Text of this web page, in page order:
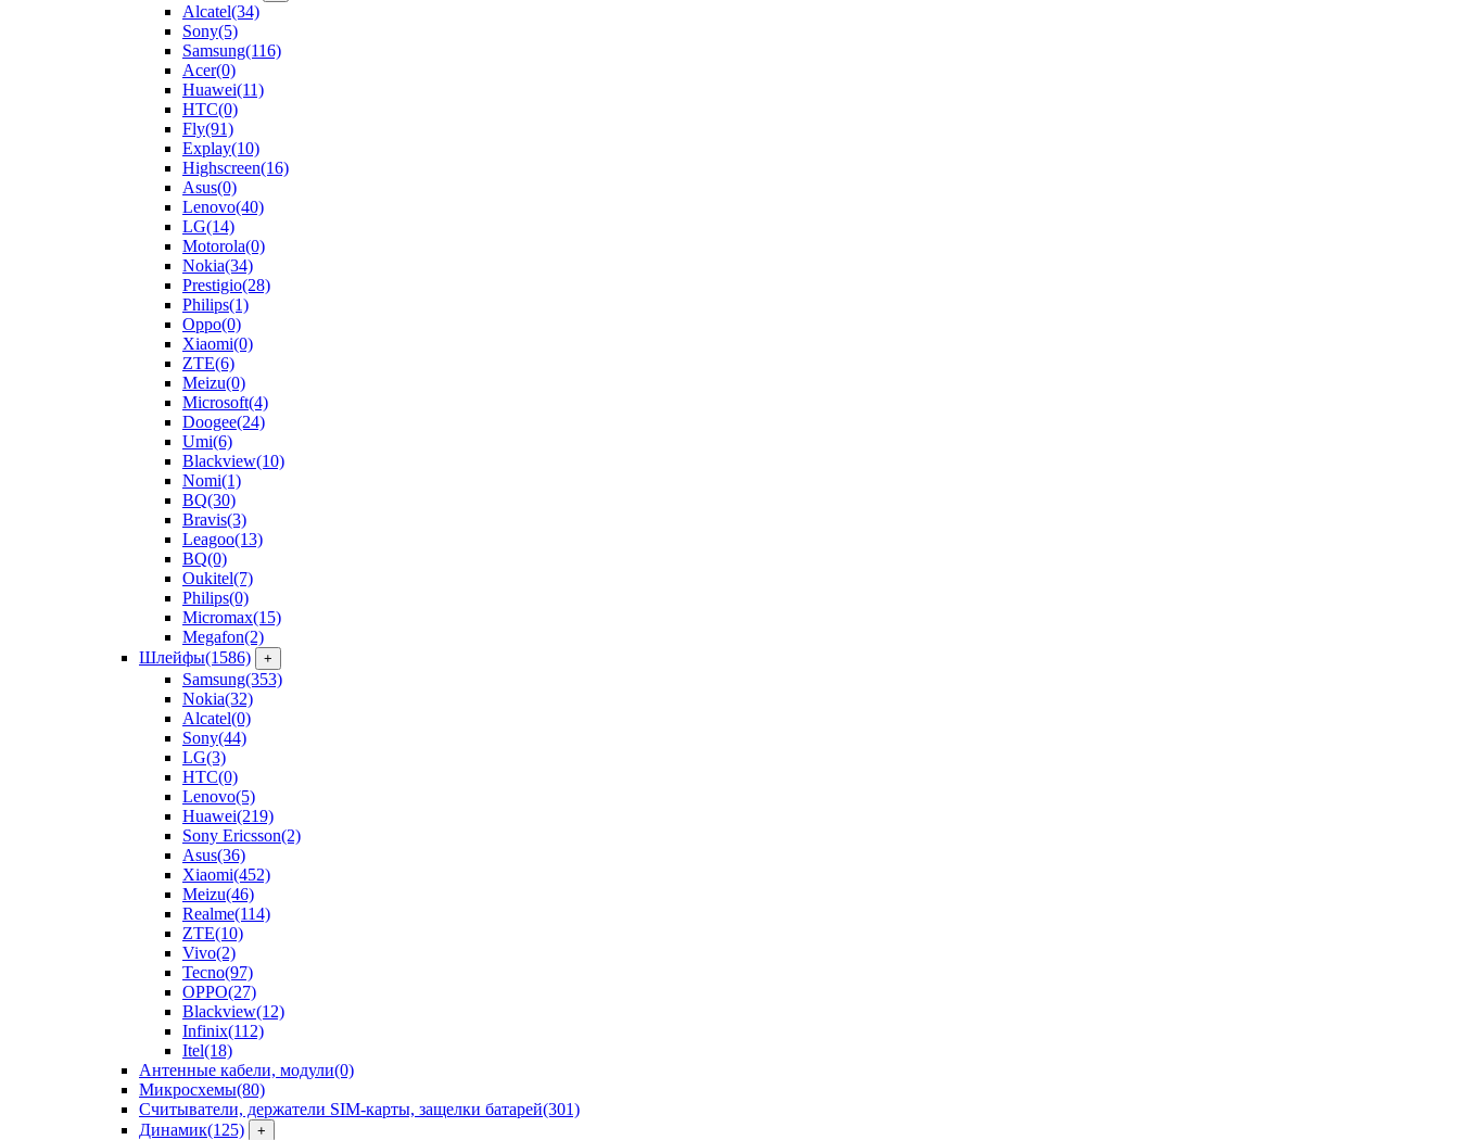
Alcatel(34)
Sony(5)
Samsung(116)
Acer(0)
Huawei(11)
HTC(0)
Fly(91)
Explay(10)
Highscreen(16)
Asus(0)
Lenovo(40)
LG(14)
Motorola(0)
Nokia(34)
Prestigio(28)
Philips(1)
Oppo(0)
Xiaomi(0)
ZTE(6)
Meizu(0)
Microsoft(4)
Doogee(24)
Umi(6)
Blackview(10)
Nomi(1)
BQ(30)
Bravis(3)
Leagoo(13)
BQ(0)
Oukitel(7)
Philips(0)
Micromax(15)
Megafon(2)
Шлейфы(1586) +
Samsung(353)
Nokia(32)
Alcatel(0)
Sony(44)
LG(3)
HTC(0)
Lenovo(5)
Huawei(219)
Sony Ericsson(2)
Asus(36)
Xiaomi(452)
Meizu(46)
Realme(114)
ZTE(10)
Vivo(2)
Tecno(97)
OPPO(27)
Blackview(12)
Infinix(112)
Itel(18)
Антенные кабели, модули(0)
Микросхемы(80)
Считыватели, держатели SIM-карты, защелки батарей(301)
Динамик(125) +